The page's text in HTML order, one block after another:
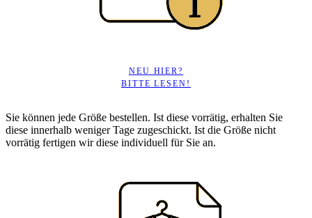
NEU HIER?
BITTE LESEN!
Sie können jede Größe bestellen. Ist diese vorrätig, erhalten Sie
diese innerhalb weniger Tage zugeschickt. Ist die Größe nicht
vorrätig fertigen wir diese individuell für Sie an.